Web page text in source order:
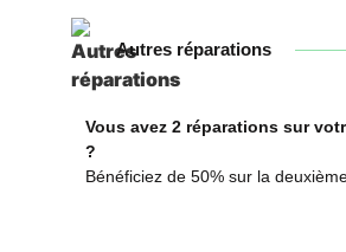
Autres réparations
Vous avez 2 réparations sur
?
Bénéficiez de 50% sur la